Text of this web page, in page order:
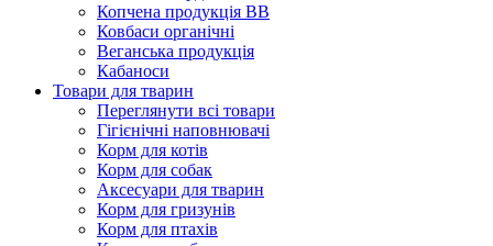
Копчена продукція ВВ
Ковбаси органічні
Веганська продукція
Кабаноси
Товари для тварин
Переглянути всі товари
Гігієнічні наповнювачі
Корм для котів
Корм для собак
Аксесуари для тварин
Корм для гризунів
Корм для птахів